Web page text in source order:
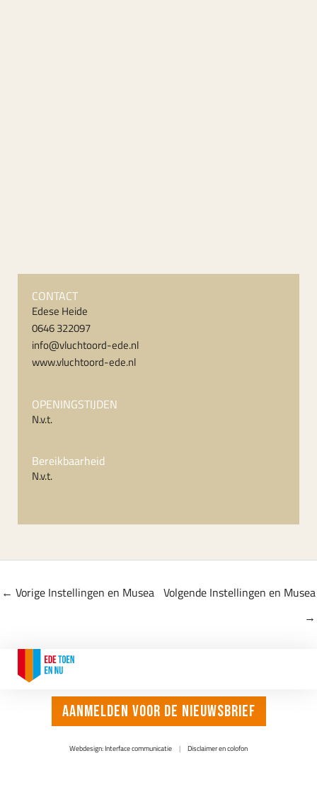
CONTACT
Edese Heide
0646 322097
info@vluchtoord-ede.nl
www.vluchtoord-ede.nl
OPENINGSTIJDEN
N.v.t.
Bereikbaarheid
N.v.t.
← Vorige Instellingen en Musea Volgende Instellingen en Musea
→
Aanmelden voor de nieuwsbrief
Webdesign: Interface communicatie | Disclaimer en colofon